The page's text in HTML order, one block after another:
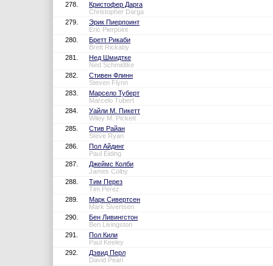
278.
Кристофер Дарга
Christopher Darga
279.
Эрик Пиерпоинт
Eric Pierpoint
280.
Бретт Рикаби
Brett Rickaby
281.
Нед Шмидтке
Ned Schmidtke
282.
Стивен Флинн
Steven Flynn
283.
Марсело Туберт
Marcelo Tubert
284.
Уайли М. Пикетт
Wiley M. Pickett
285.
Стив Райан
Steve Ryan
286.
Пол Айдинг
Paul Eiding
287.
Джеймс Колби
James Colby
288.
Тим Перез
Tim Perez
289.
Марк Сивертсен
Mark Sivertsen
290.
Бен Ливингстон
Ben Livingston
291.
Пол Кили
Paul Keeley
292.
Дэвид Перл
David Pearl